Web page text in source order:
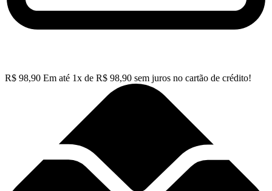
R$ 98,90 Em até 1x de R$ 98,90 sem juros no cartão de crédito!